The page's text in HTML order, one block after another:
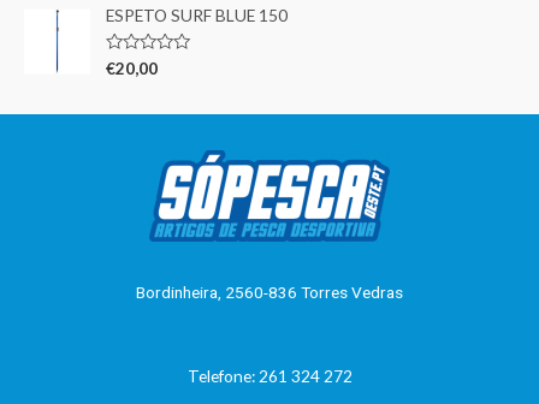
d
e
5
l
i
a
ã
ESPETO SURF BLUE 150
A
l
€20,00
Bordinheira, 2560-836 Torres Vedras
Telefone: 261 324 272